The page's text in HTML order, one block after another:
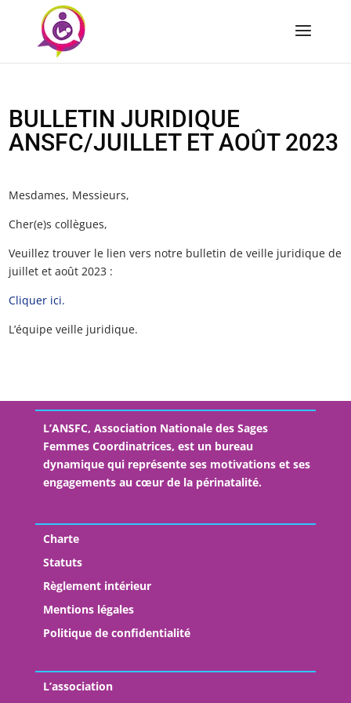
BULLETIN JURIDIQUE
ANSFC/JUILLET ET AOÛT 2023
Mesdames, Messieurs,
Cher(e)s collègues,
Veuillez trouver le lien vers notre bulletin de veille juridique de
juillet et août 2023 :
Cliquer ici.
L’équipe veille juridique.
L’ANSFC, Association Nationale des Sages
Femmes Coordinatrices, est un bureau
dynamique qui représente ses motivations et ses
engagements au cœur de la périnatalité.
Charte
Statuts
Règlement intérieur
Mentions légales
Politique de confidentialité
L’association